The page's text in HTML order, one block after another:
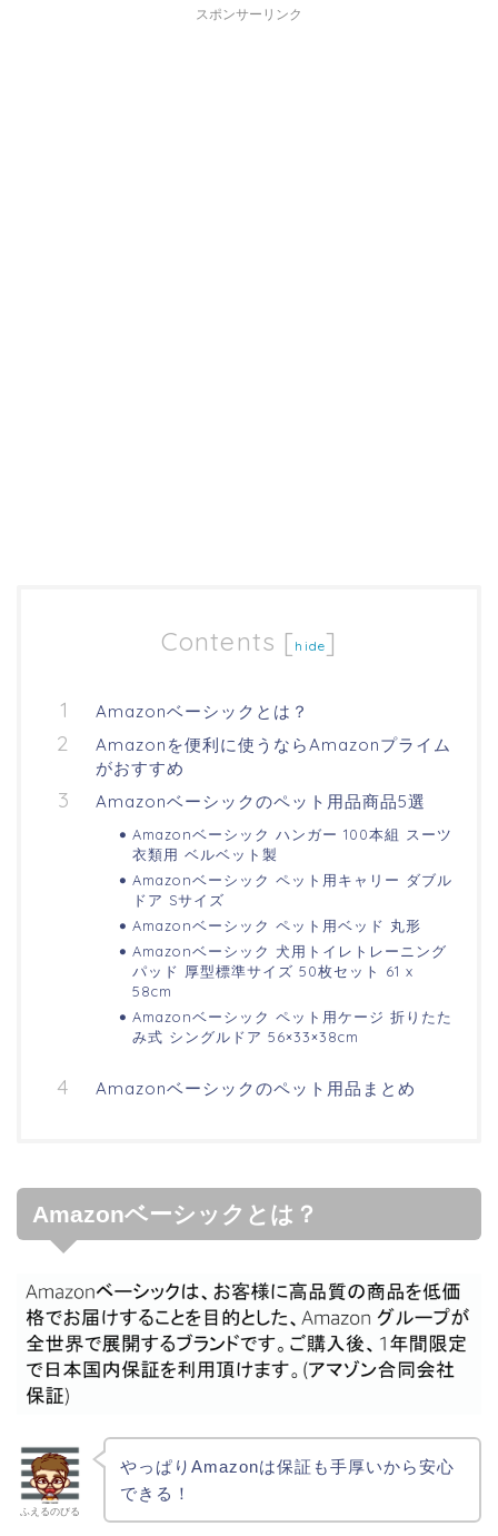
スポンサーリンク
Contents [ hide]
Amazonベーシックとは？
Amazonを便利に使うならAmazonプライム
がおすすめ
Amazonベーシックのペット用品商品5選
Amazonベーシック ハンガー 100本組 スーツ
衣類用 ベルベット製
Amazonベーシック ペット用キャリー ダブル
ドア Sサイズ
Amazonベーシック ペット用ベッド 丸形
Amazonベーシック 犬用トイレトレーニング
パッド 厚型標準サイズ 50枚セット 61 x
58cm
Amazonベーシック ペット用ケージ 折りたた
み式 シングルドア 56×33×38cm
Amazonベーシックのペット用品まとめ
Amazonベーシックとは？
ふえるのびる
やっぱりAmazonは保証も手厚いから安心
できる！